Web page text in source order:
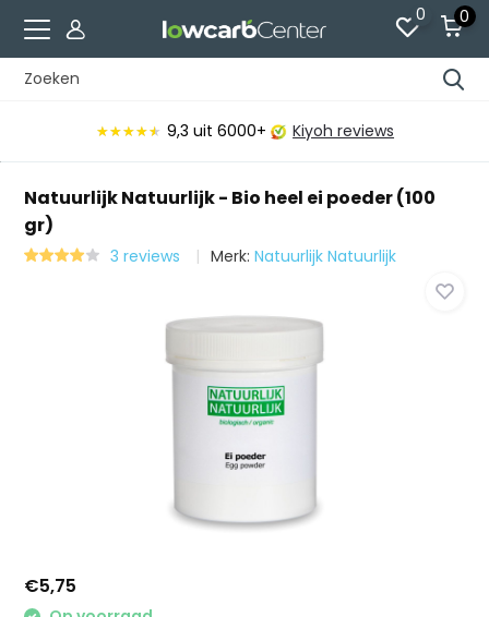
0 0
★★★★★
★★★★★ 9,3 uit 6000+ Kiyoh reviews
Natuurlijk Natuurlijk - Bio heel ei poeder (100
gr)
3 reviews Merk:Natuurlijk Natuurlijk
€5,75